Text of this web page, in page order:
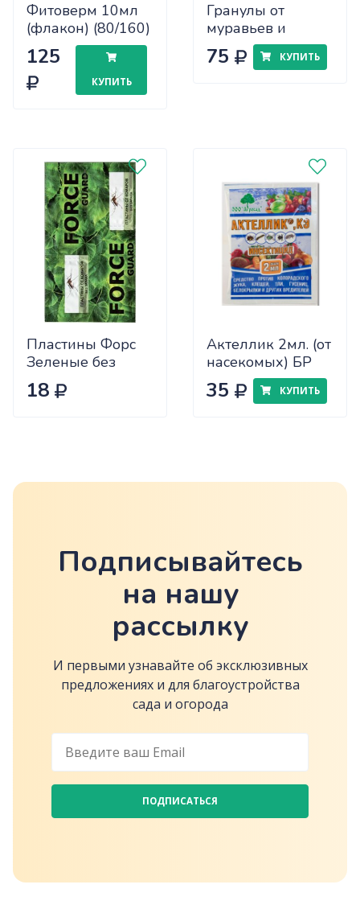
Фитоверм 10мл
(флакон) (80/160)
Август
125
КУПИТЬ
Гранулы от
муравьев и
тараканов Nadzor
50г (2шт)
75 КУПИТЬ
Пластины Форс
Зеленые без
запаха
18
Актеллик 2мл. (от
насекомых) БР
35 КУПИТЬ
Подписывайтесь
на нашу
рассылку
И первыми узнавайте об эксклюзивных
предложениях и для благоустройства
сада и огорода
ПОДПИСАТЬСЯ